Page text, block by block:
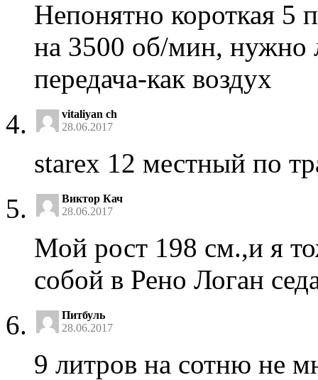
Непонятно короткая 5
на 3500 об/мин, нужно
передача-как воздух
vitaliyan ch
28.06.2017
starex 12 местный по
Виктор Кач
28.06.2017
Мой рост 198 см.,и я
собой в Рено Логан
Питбуль
28.06.2017
9 литров на сотню не